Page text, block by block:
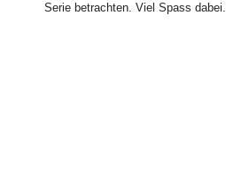
Serie betrachten. Viel Spass dabei.